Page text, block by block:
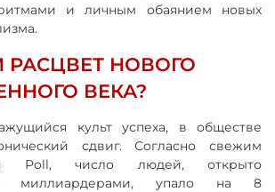
и личным обаянием новых
РАСЦВЕТ НОВОГО
ВЕКА?
культ успеха, в обществе
сдвиг. Согласно свежим
Poll, число людей, открыто
миллиардерами, упало на 8